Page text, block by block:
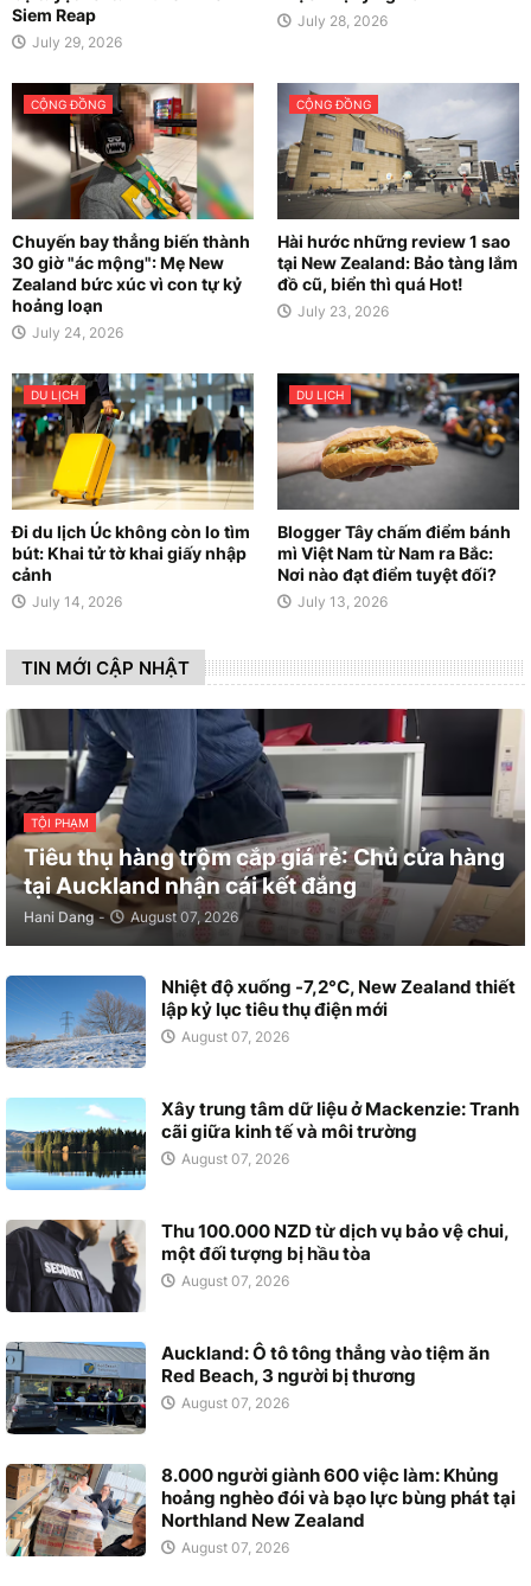
Siem Reap
July 29, 2026
July 28, 2026
CỘNG ĐỒNG
Chuyến bay thẳng biến thành
30 giờ "ác mộng": Mẹ New
Zealand bức xúc vì con tự kỷ
hoảng loạn
July 24, 2026
CỘNG ĐỒNG
Hài hước những review 1 sao
tại New Zealand: Bảo tàng lắm
đồ cũ, biển thì quá Hot!
July 23, 2026
DU LỊCH
Đi du lịch Úc không còn lo tìm
bút: Khai tử tờ khai giấy nhập
cảnh
July 14, 2026
DU LỊCH
Blogger Tây chấm điểm bánh
mì Việt Nam từ Nam ra Bắc:
Nơi nào đạt điểm tuyệt đối?
July 13, 2026
TIN MỚI CẬP NHẬT
TỘI PHẠM
Tiêu thụ hàng trộm cắp giá rẻ: Chủ cửa hàng
tại Auckland nhận cái kết đắng
Hani Dang - August 07, 2026
Nhiệt độ xuống -7,2°C, New Zealand thiết
lập kỷ lục tiêu thụ điện mới
August 07, 2026
Xây trung tâm dữ liệu ở Mackenzie: Tranh
cãi giữa kinh tế và môi trường
August 07, 2026
Thu 100.000 NZD từ dịch vụ bảo vệ chui,
một đối tượng bị hầu tòa
August 07, 2026
Auckland: Ô tô tông thẳng vào tiệm ăn
Red Beach, 3 người bị thương
August 07, 2026
8.000 người giành 600 việc làm: Khủng
hoảng nghèo đói và bạo lực bùng phát tại
Northland New Zealand
August 07, 2026